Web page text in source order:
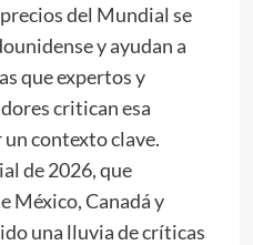
del Mundial se
y ayudan a
que expertos y
critican esa
contexto clave.
de 2026, que
México, Canadá y
una lluvia de críticas